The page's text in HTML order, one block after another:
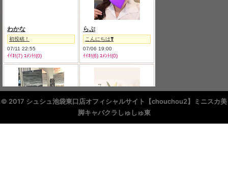
© 2017 シュシュ池袋東口店オフィシャルサイト【chouchou2】ミニスカ美
脚キャバクラしゅしゅ東